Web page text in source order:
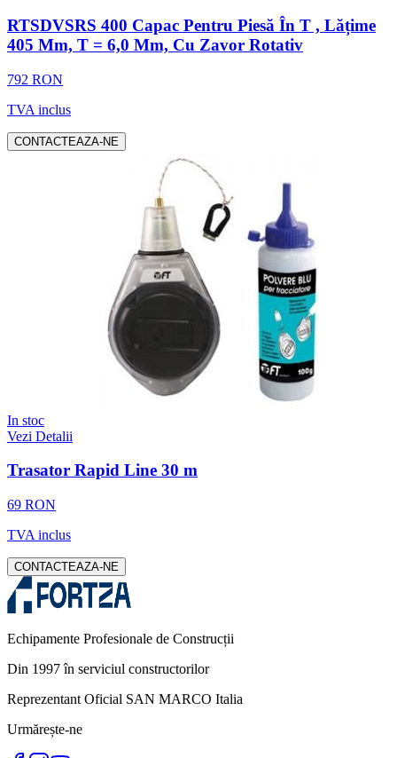
RTSDVSRS 400 Capac Pentru Piesă În T , Lățime
405 Mm, T = 6,0 Mm, Cu Zavor Rotativ
792 RON
TVA inclus
CONTACTEAZA-NE
In stoc
Vezi Detalii
Trasator Rapid Line 30 m
69 RON
TVA inclus
CONTACTEAZA-NE
Echipamente Profesionale de Construcții
Din 1997 în serviciul constructorilor
Reprezentant Oficial SAN MARCO Italia
Urmărește-ne